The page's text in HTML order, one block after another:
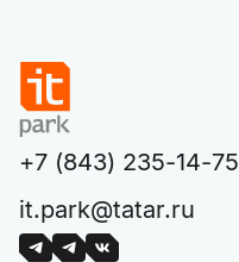
+7 (843) 235-14-75
it.park@tatar.ru